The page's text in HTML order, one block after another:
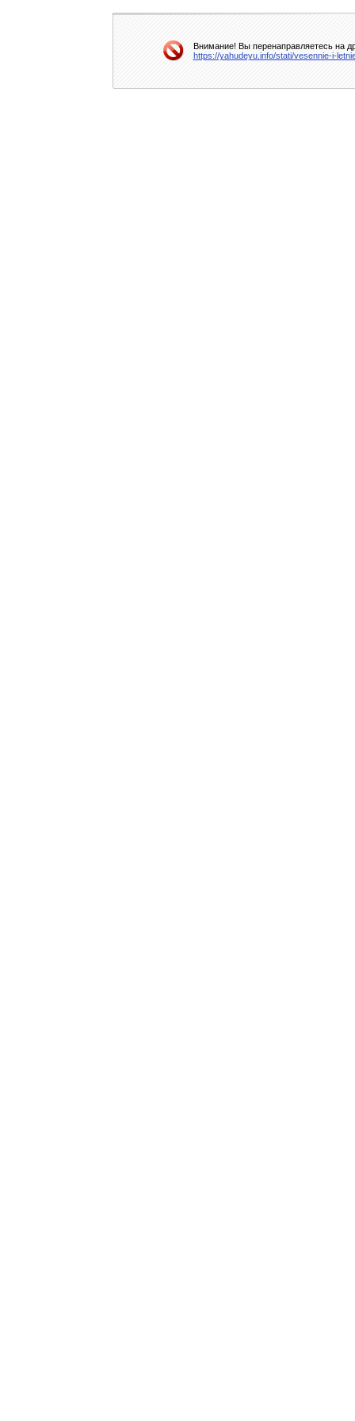
Внимание! Вы перенаправляетесь на
https://yahudeyu.info/stati/vesennie-i-